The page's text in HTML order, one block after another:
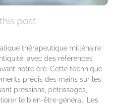
post
thérapeutique millénaire
avec des références
notre ère. Cette technique
précis des mains sur les
pressions, pétrissages,
le bien-être général. Les